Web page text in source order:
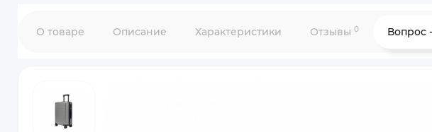
О товаре Описание Характеристики Отзывы 0 Вопрос